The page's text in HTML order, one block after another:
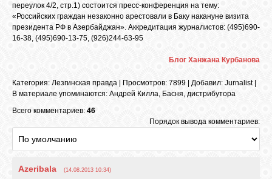
переулок 4/2, стр.1) состоится пресс-конференция на тему:
«Российских граждан незаконно арестовали в Баку накануне визита
президента РФ в Азербайджан». Аккредитация журналистов: (495)690-
16-38, (495)690-13-75, (926)244-63-95
Блог Ханжана Курбанова
Категория: Лезгинская правда Просмотров: 7899 | Добавил: Jurnalist|
В материале упоминаются: Андрей Килла, Басня, дистрибутора
Всего комментариев: 46
Порядок вывода комментариев:
Azeribala (14.08.2013 10:34)